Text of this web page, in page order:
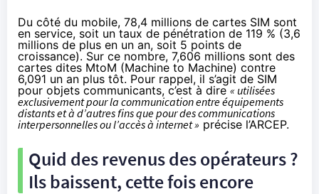
Du côté du mobile, 78,4 millions de cartes SIM sont
en service, soit un taux de pénétration de 119 % (3,6
millions de plus en un an, soit 5 points de
croissance). Sur ce nombre, 7,606 millions sont des
cartes dites MtoM (Machine to Machine) contre
6,091 un an plus tôt. Pour rappel, il s’agit de SIM
pour objets communicants, c’est à dire« utilisées
exclusivement pour la communication entre équipements
distants et à d’autres fins que pour des communications
interpersonnelles ou l’accès à internet » précise l’ARCEP.
Quid des revenus des opérateurs ?
Ils baissent, cette fois encore